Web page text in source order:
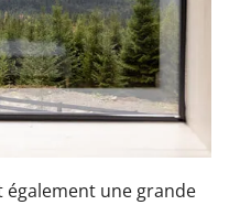
une grande